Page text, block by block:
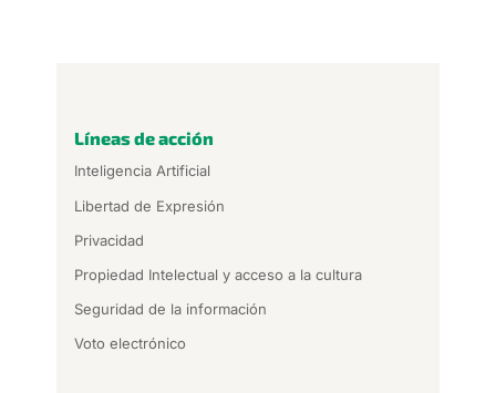
Líneas de acción
Inteligencia Artificial
Libertad de Expresión
Privacidad
Propiedad Intelectual y acceso a la cultura
Seguridad de la información
Voto electrónico